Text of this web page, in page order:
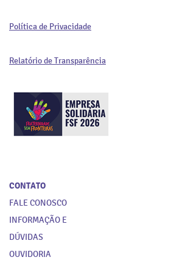
Política de Privacidade
Relatório de Transparência
CONTATO
FALE CONOSCO
INFORMAÇÃO E
DÚVIDAS
OUVIDORIA